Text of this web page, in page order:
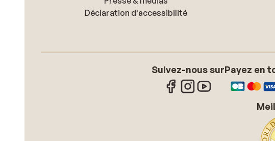
Déclaration d'accessibilité
Suivez-nous surPayez en